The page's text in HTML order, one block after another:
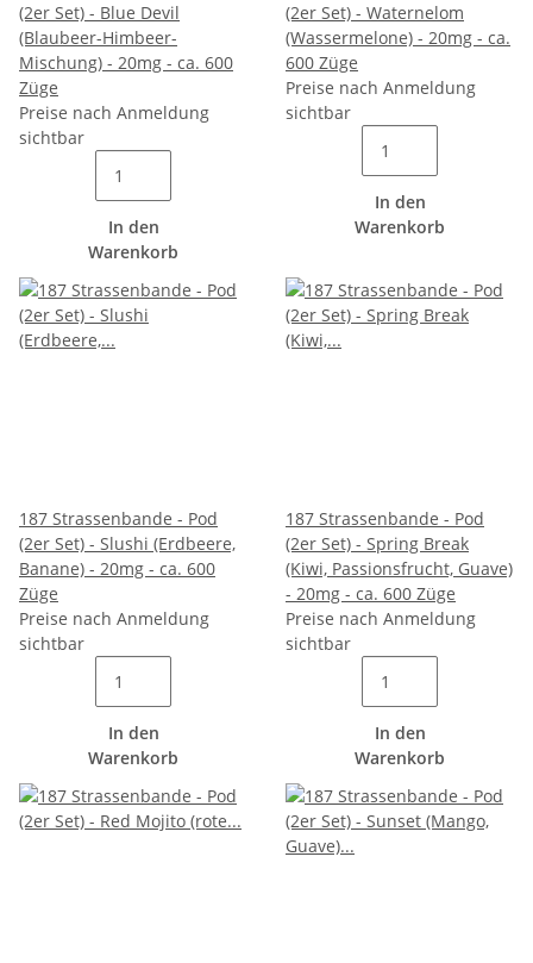
(2er Set) - Blue Devil
(Blaubeer-Himbeer-
Mischung) - 20mg - ca. 600
Züge
Preise nach Anmeldung
sichtbar
In den
Warenkorb
(2er Set) - Waternelom
(Wassermelone) - 20mg - ca.
600 Züge
Preise nach Anmeldung
sichtbar
In den
Warenkorb
187 Strassenbande - Pod
(2er Set) - Slushi (Erdbeere,
Banane) - 20mg - ca. 600
Züge
Preise nach Anmeldung
sichtbar
In den
Warenkorb
187 Strassenbande - Pod
(2er Set) - Spring Break
(Kiwi, Passionsfrucht, Guave)
- 20mg - ca. 600 Züge
Preise nach Anmeldung
sichtbar
In den
Warenkorb